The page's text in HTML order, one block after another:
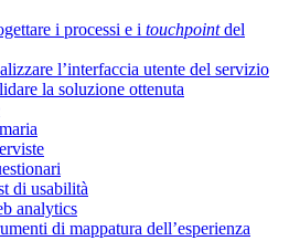
i processi e i touchpointdel
l’interfaccia utente del servizio
la soluzione ottenuta
di usabilità
analytics
di mappatura dell’esperienza